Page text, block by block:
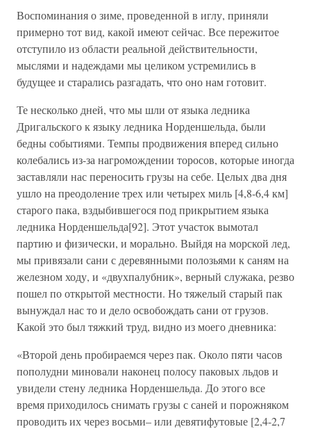
Воспоминания о зиме, проведенной в иглу, приняли
примерно тот вид, какой имеют сейчас. Все пережитое
отступило из области реальной действительности,
мыслями и надеждами мы целиком устремились в
будущее и старались разгадать, что оно нам готовит.
Те несколько дней, что мы шли от языка ледника
Дригальского к языку ледника Норденшельда, были
бедны событиями. Темпы продвижения вперед сильно
колебались из-за нагромождении торосов, которые иногда
заставляли нас переносить грузы на себе. Целых два дня
ушло на преодоление трех или четырех миль [4,8-6,4 км]
старого пака, вздыбившегося под прикрытием языка
ледника Норденшельда[92]. Этот участок вымотал
партию и физически, и морально. Выйдя на морской лед,
мы привязали сани с деревянными полозьями к саням на
железном ходу, и «двухпалубник», верный служака, резво
пошел по открытой местности. Но тяжелый старый пак
вынуждал нас то и дело освобождать сани от грузов.
Какой это был тяжкий труд, видно из моего дневника:
«Второй день пробираемся через пак. Около пяти часов
пополудни миновали наконец полосу паковых льдов и
увидели стену ледника Норденшельда. До этого все
время приходилось снимать грузы с саней и порожняком
проводить их через восьми– или девятифутовые [2,4-2,7